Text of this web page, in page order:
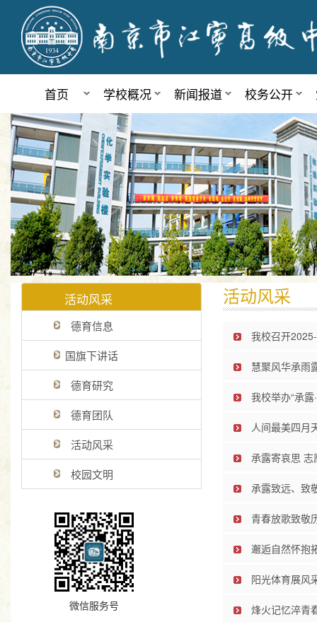
首页 学校概况 新闻报道 校务公开
活动风采
德育信息
国旗下讲话
德育研究
德育团队
活动风采
校园文明
微信服务号
活动风采
我校召开
慧聚风华承雨
我校举办“承
人间最美四月
承露寄哀思
承露致远、致
青春放歌致敬
邂逅自然怀抱
阳光体育展风
烽火记忆淬青